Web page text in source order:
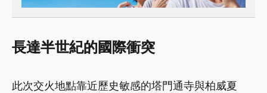
長達半世紀的國際衝突
此次交火地點靠近歷史敏感的塔門通寺與柏威夏